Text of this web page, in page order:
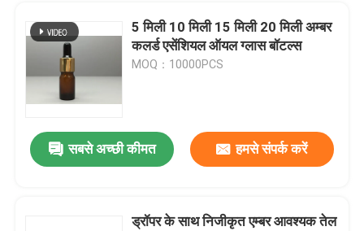
5 मिली 10 मिली 15 मिली 20 मिली अम्बर
कलर्ड एसेंशियल ऑयल ग्लास बॉटल्स
MOQ：10000PCS
सबसे अच्छी कीमत हमसे संपर्क करें
ड्रॉपर के साथ निजीकृत एम्बर आवश्यक तेल